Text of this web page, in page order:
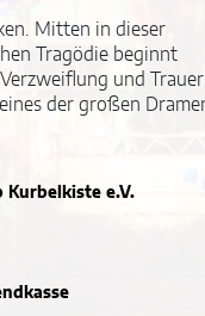
Mitten in dieser
Tragödie beginnt
und Trauer,
e.V.